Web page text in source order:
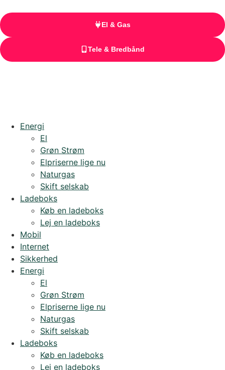
El & Gas
Tele & Bredbånd
Energi
El
Grøn Strøm
Elpriserne lige nu
Naturgas
Skift selskab
Ladeboks
Køb en ladeboks
Lej en ladeboks
Mobil
Internet
Sikkerhed
Energi
El
Grøn Strøm
Elpriserne lige nu
Naturgas
Skift selskab
Ladeboks
Køb en ladeboks
Lej en ladeboks